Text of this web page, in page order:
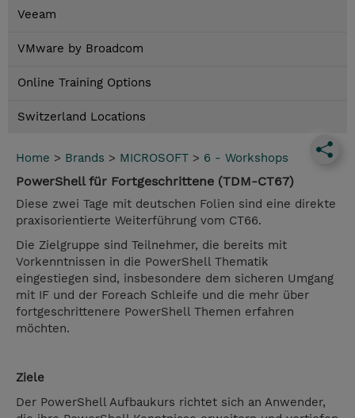
Veeam
VMware by Broadcom
Online Training Options
Switzerland Locations
Home > Brands > MICROSOFT > 6 - Workshops
PowerShell für Fortgeschrittene (TDM-CT67)
Diese zwei Tage mit deutschen Folien sind eine direkte
praxisorientierte Weiterführung vom CT66.
Die Zielgruppe sind Teilnehmer, die bereits mit
Vorkenntnissen in die PowerShell Thematik
eingestiegen sind, insbesondere dem sicheren Umgang
mit IF und der Foreach Schleife und die mehr über
fortgeschrittenere PowerShell Themen erfahren
möchten.
Ziele
Der PowerShell Aufbaukurs richtet sich an Anwender,